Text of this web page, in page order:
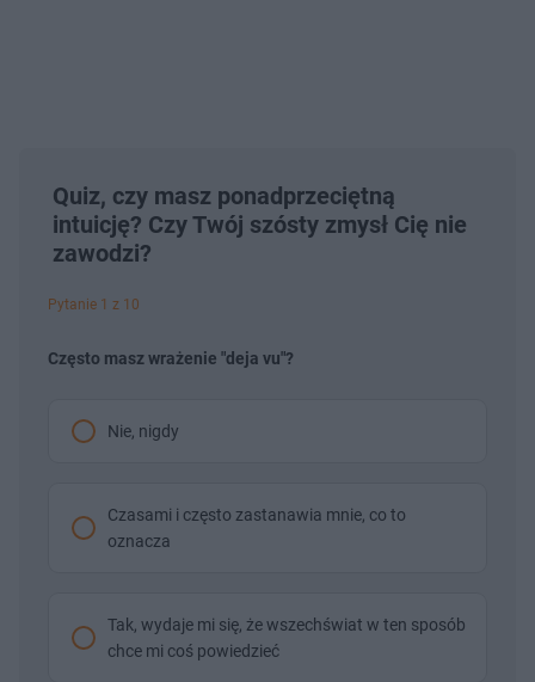
Quiz, czy masz ponadprzeciętną
intuicję? Czy Twój szósty zmysł Cię nie
zawodzi?
Pytanie 1 z 10
Często masz wrażenie "deja vu"?
Nie, nigdy
Czasami i często zastanawia mnie, co to
oznacza
Tak, wydaje mi się, że wszechświat w ten sposób
chce mi coś powiedzieć